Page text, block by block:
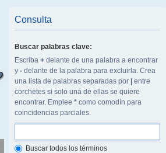
Consulta
Buscar palabras clave:
Escriba + delante de una palabra a encontrar
y - delante de la palabra para excluirla. Crea
una lista de palabras separadas por
entre
corchetes si solo una de ellas se quiere
encontrar. Emplee * como comodín para
coincidencias parciales.
Buscar todos los términos